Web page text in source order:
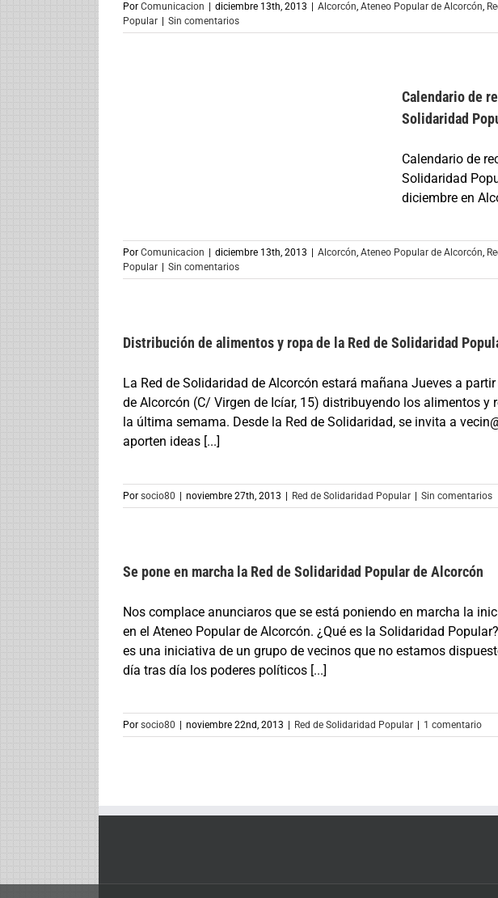
Por Comunicacion diciembre 13th, 2013 Alcorcón, Ateneo Popular de Alcorcón,
Popular
Sin comentarios
Calendario de
Solidaridad
Calendario de
Solidaridad
diciembre en
Por Comunicacion diciembre 13th, 2013 Alcorcón, Ateneo Popular de Alcorcón,
Popular
Sin comentarios
Distribución de alimentos y ropa de la Red de Solidaridad
La Red de Solidaridad de Alcorcón estará mañana Jueves a
de Alcorcón (C/ Virgen de Icíar, 15) distribuyendo los alimentos y
la última semama. Desde la Red de Solidaridad, se invita a
aporten ideas [...]
Por socio80 noviembre 27th, 2013 Red de Solidaridad Popular Sin comentarios
Se pone en marcha la Red de Solidaridad Popular de Alcorcón
Nos complace anunciaros que se está poniendo en marcha la
en el Ateneo Popular de Alcorcón. ¿Qué es la Solidaridad
es una iniciativa de un grupo de vecinos que no estamos
día tras día los poderes políticos [...]
Por socio80 noviembre 22nd, 2013 Red de Solidaridad Popular 1 comentario